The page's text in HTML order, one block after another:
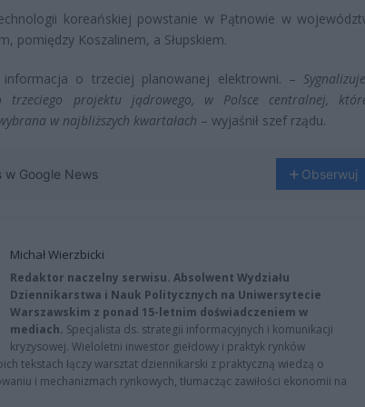
koreańskiej powstanie w Pątnowie w
pomiędzy Koszalinem, a Słupskiem.
informacja o trzeciej planowanej elektrowni. –
trzeciego projektu jądrowego, w Polsce centralnej,
w najbliższych kwartałach – wyjaśnił szef rządu.
w Google News Obserwuj
Michał Wierzbicki
Redaktor naczelny serwisu. Absolwent Wydziału
Dziennikarstwa i Nauk Politycznych na Uniwersytecie
Warszawskim z ponad 15-letnim doświadczeniem w
mediach. Specjalista ds. strategii informacyjnych i komunikacji
kryzysowej. Wieloletni inwestor giełdowy i praktyk rynków
tekstach łączy warsztat dziennikarski z praktyczną wiedzą o
i mechanizmach rynkowych, tłumacząc zawiłości ekonomii na